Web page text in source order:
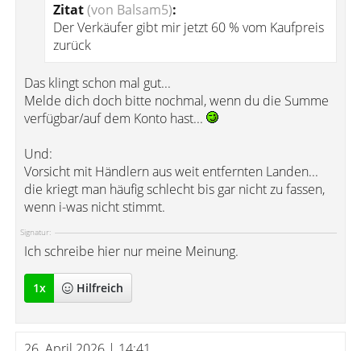
Zitat(von Balsam5):
Der Verkäufer gibt mir jetzt 60 % vom Kaufpreis
zurück
Das klingt schon mal gut...
Melde dich doch bitte nochmal, wenn du die Summe
verfügbar/auf dem Konto hast...
Und:
Vorsicht mit Händlern aus weit entfernten Landen...
die kriegt man häufig schlecht bis gar nicht zu fassen,
wenn i-was nicht stimmt.
Signatur:
Ich schreibe hier nur meine Meinung.
1x Hilfreich